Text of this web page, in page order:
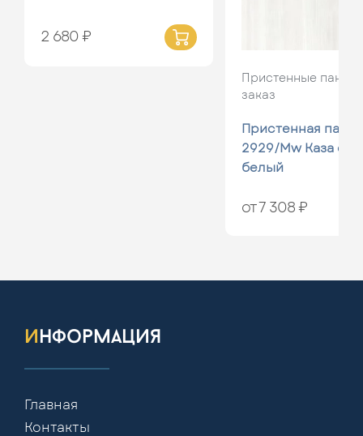
2 680 ₽
Пристенные
заказ
Пристенная
2929/Mw Каза
белый
от 7 308 ₽
информация
Главная
Контакты